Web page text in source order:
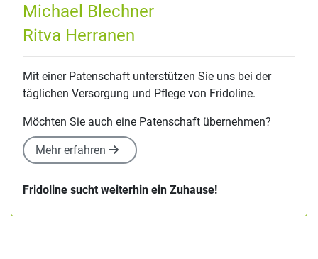
Michael Blechner
Ritva Herranen
Mit einer Patenschaft unterstützen Sie uns bei der
täglichen Versorgung und Pflege von Fridoline.
Möchten Sie auch eine Patenschaft übernehmen?
Mehr erfahren
Fridoline sucht weiterhin ein Zuhause!